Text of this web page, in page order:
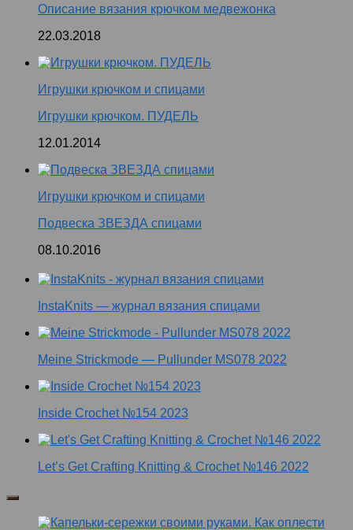
Описание вязания крючком медвежонка
22.03.2018
Игрушки крючком и спицами
Игрушки крючком. ПУДЕЛЬ
12.01.2014
Игрушки крючком и спицами
Подвеска ЗВЕЗДА спицами
08.10.2016
InstaKnits — журнал вязания спицами
Meine Strickmode — Pullunder MS078 2022
Inside Crochet №154 2023
Let’s Get Crafting Knitting & Crochet №146 2022